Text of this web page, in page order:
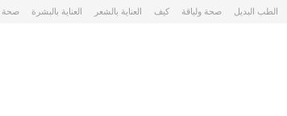
الطب البديل صحة ولياقة كيف العناية بالشعر العناية بالبشرة صحة